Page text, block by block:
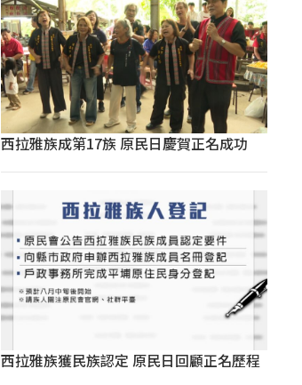
西拉雅族成第17族 原民日慶賀正名成功
西拉雅族獲民族認定 原民日回顧正名歷程